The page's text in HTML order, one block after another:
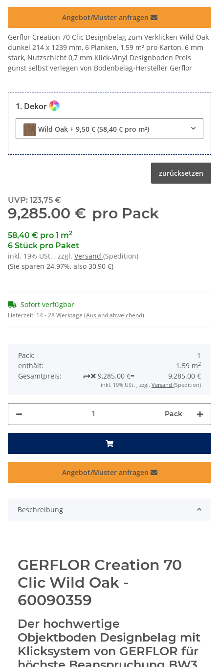
Angebot/Muster anfragen
Gerflor Creation 70 Clic Designbelag zum Verklicken Wild Oak
dunkel 214 x 1239 mm, 6 Planken, 1,59 m² pro Karton, 6 mm
stark, Nutzschicht 0,7 mm Klick-Vinyl Designboden Preis
günst selbst verlegen von Bodenbelag-Hersteller Gerflor
Dekor
Wild Oak + 9,50 € (58,40 € pro m²)
zurücksetzen
UVP: 123,75 €
9,285.00 € pro Pack
58,40 € pro 1 m2
6 Stück pro Paket
inkl. 19% USt. , zzgl. Versand (Spedition)
(Sie sparen 24.97%, also 30,90 €)
Sofort verfügbar
Lieferzeit: 14 - 28 Werktage (Ausland abweichend)
Pack:
enthält:
1
1.59 m2
Gesamtpreis: 9,285.00 €= 9,285.00 €
inkl. 19% USt. , zzgl. Versand (Spedition)
Pack
Angebot/Muster anfragen
Beschreibung
GERFLOR Creation 70
Clic Wild Oak -
60090359
Der hochwertige
Objektboden Designbelag mit
Klicksystem von GERFLOR für